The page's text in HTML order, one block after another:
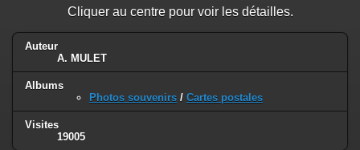
Cliquer au centre pour voir les détailles.
Auteur
A. MULET
Albums
Photos souvenirs / Cartes postales
Visites
19005